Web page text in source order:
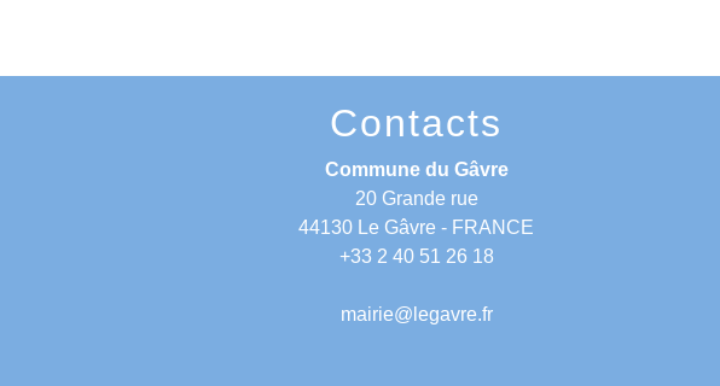
Contacts
Commune du Gâvre
20 Grande rue
44130 Le Gâvre - FRANCE
+33 2 40 51 26 18
mairie@legavre.fr